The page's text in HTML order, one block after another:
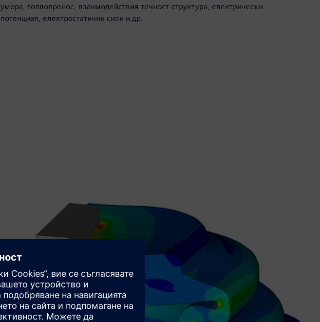
умора, топлопренос, взаимодействия течност-структура, електрически
потенциал, електростатични сили и др.